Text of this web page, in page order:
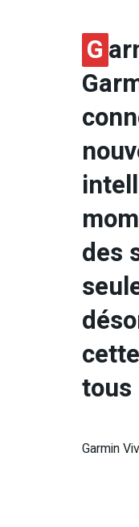
G
des
tous
Garmin